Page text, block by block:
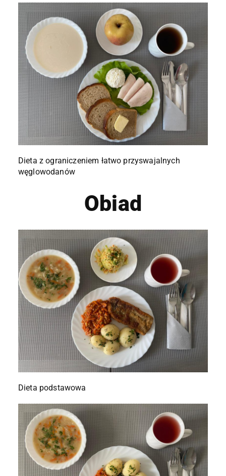
Dieta z ograniczeniem łatwo przyswajalnych
węglowodanów
Obiad
Dieta podstawowa